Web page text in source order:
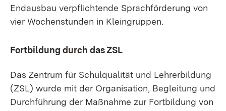
Endausbau verpflichtende Sprachförderung von
vier Wochenstunden in Kleingruppen.
Fortbildung durch das ZSL
Das Zentrum für Schulqualität und Lehrerbildung
(ZSL) wurde mit der Organisation, Begleitung und
Durchführung der Maßnahme zur Fortbildung von